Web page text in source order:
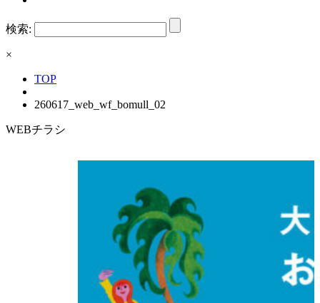
検索:
×
TOP
260617_web_wf_bomull_02
WEBチラシ